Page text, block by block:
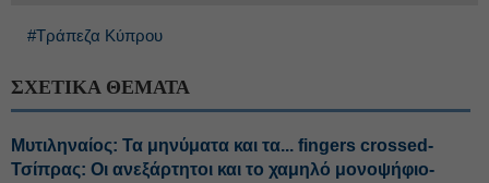
#Τράπεζα Κύπρου
ΣΧΕΤΙΚΑ ΘΕΜΑΤΑ
Μυτιληναίος: Τα μηνύματα και τα... fingers crossed-
Τσίπρας: Οι ανεξάρτητοι και το χαμηλό μονοψήφιο-